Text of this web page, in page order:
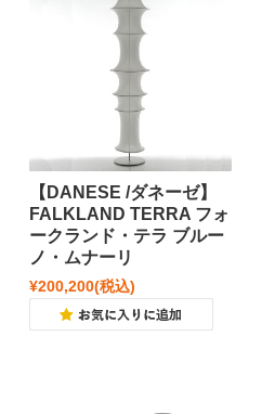
【DANESE /ダネーゼ】
FALKLAND TERRA フォ
ークランド・テラ ブルー
ノ・ムナーリ
¥200,200(税込)